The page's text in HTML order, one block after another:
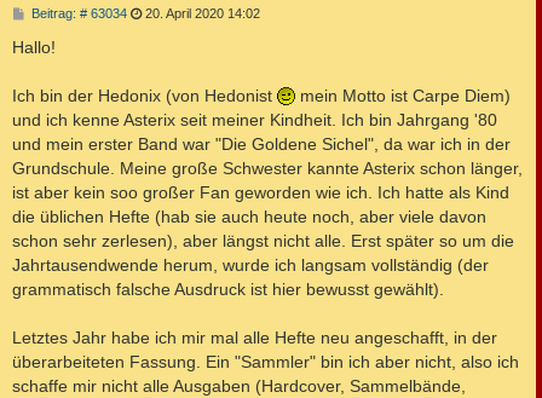
Beitrag: # 63034B
a
g
20. April 2020 14:02
Hallo!
Ich bin der Hedonix (von Hedonist
mein Motto ist Carpe Diem)
und ich kenne Asterix seit meiner Kindheit. Ich bin Jahrgang '80
und mein erster Band war "Die Goldene Sichel", da war ich in der
Grundschule. Meine große Schwester kannte Asterix schon länger,
ist aber kein soo großer Fan geworden wie ich. Ich hatte als Kind
die üblichen Hefte (hab sie auch heute noch, aber viele davon
schon sehr zerlesen), aber längst nicht alle. Erst später so um die
Jahrtausendwende herum, wurde ich langsam vollständig (der
grammatisch falsche Ausdruck ist hier bewusst gewählt).
Letztes Jahr habe ich mir mal alle Hefte neu angeschafft, in der
überarbeiteten Fassung. Ein "Sammler" bin ich aber nicht, also ich
schaffe mir nicht alle Ausgaben (Hardcover, Sammelbände,